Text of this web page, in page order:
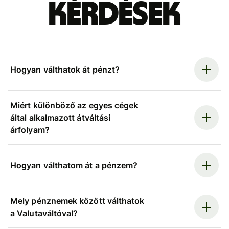
kérdések
Hogyan válthatok át pénzt?
Miért különböző az egyes cégek
által alkalmazott átváltási
árfolyam?
Hogyan válthatom át a pénzem?
Mely pénznemek között válthatok
a Valutaváltóval?